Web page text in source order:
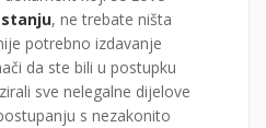
stanju, ne trebate ništa
potrebno izdavanje
da ste bili u postupku
sve nelegalne dijelove
s nezakonito